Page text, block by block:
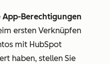
App-Berechtigungen
ersten Verknüpfen
mit HubSpot
haben, stellen Sie